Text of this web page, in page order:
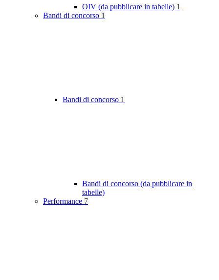
OIV (da pubblicare in tabelle) 1
Bandi di concorso 1
Bandi di concorso 1
Bandi di concorso (da pubblicare in
tabelle)
Performance 7